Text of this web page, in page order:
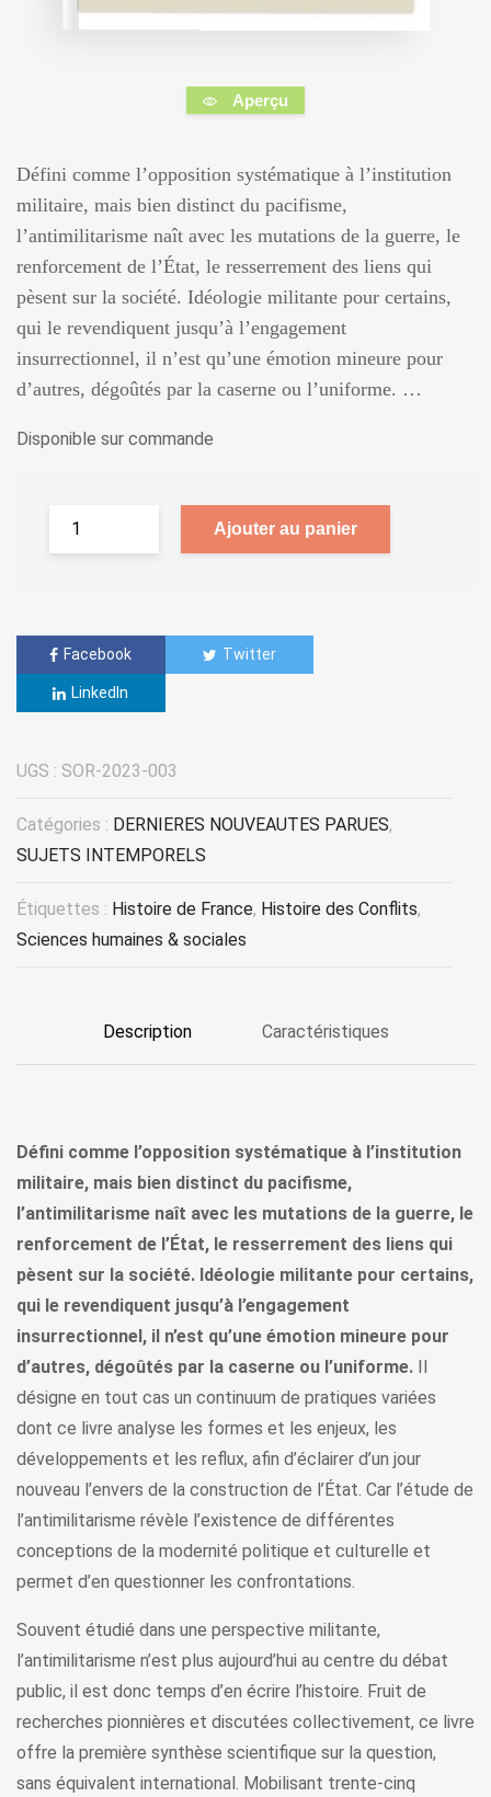
Aperçu
Défini comme l’opposition systématique à l’institution
militaire, mais bien distinct du pacifisme,
l’antimilitarisme naît avec les mutations de la guerre, le
renforcement de l’État, le resserrement des liens qui
pèsent sur la société. Idéologie militante pour certains,
qui le revendiquent jusqu’à l’engagement
insurrectionnel, il n’est qu’une émotion mineure pour
d’autres, dégoûtés par la caserne ou l’uniforme. …
Disponible sur commande
Ajouter au panier
Facebook Twitter
LinkedIn
UGS : SOR-2023-003
Catégories : DERNIERES NOUVEAUTES PARUES,
SUJETS INTEMPORELS
Étiquettes : Histoire de France, Histoire des Conflits,
Sciences humaines & sociales
Description Caractéristiques
Défini comme l’opposition systématique à l’institution
militaire, mais bien distinct du pacifisme,
l’antimilitarisme naît avec les mutations de la guerre, le
renforcement de l’État, le resserrement des liens qui
pèsent sur la société. Idéologie militante pour certains,
qui le revendiquent jusqu’à l’engagement
insurrectionnel, il n’est qu’une émotion mineure pour
d’autres, dégoûtés par la caserne ou l’uniforme. Il
désigne en tout cas un continuum de pratiques variées
dont ce livre analyse les formes et les enjeux, les
développements et les reflux, afin d’éclairer d’un jour
nouveau l’envers de la construction de l’État. Car l’étude de
l’antimilitarisme révèle l’existence de différentes
conceptions de la modernité politique et culturelle et
permet d’en questionner les confrontations.
Souvent étudié dans une perspective militante,
l’antimilitarisme n’est plus aujourd’hui au centre du débat
public, il est donc temps d’en écrire l’histoire. Fruit de
recherches pionnières et discutées collectivement, ce livre
offre la première synthèse scientifique sur la question,
sans équivalent international. Mobilisant trente-cinq